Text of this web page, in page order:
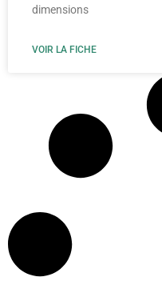
dimensions
VOIR LA FICHE